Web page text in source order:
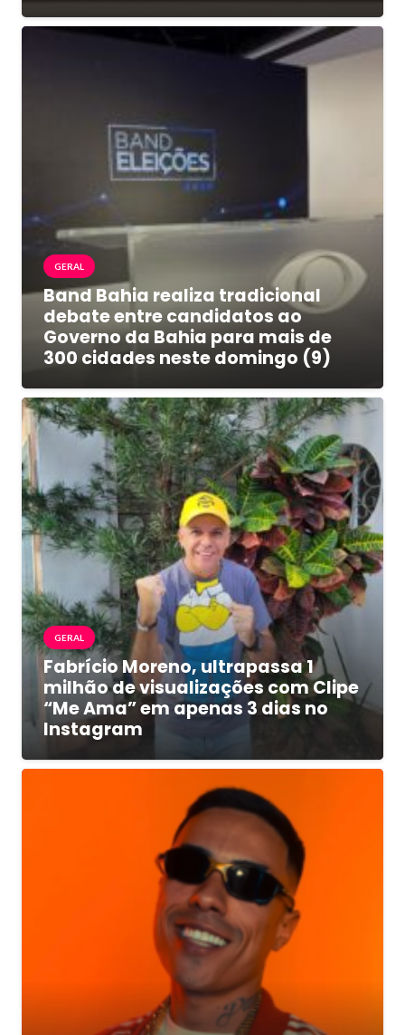
GERAL
Band Bahia realiza tradicional
debate entre candidatos ao
Governo da Bahia para mais de
300 cidades neste domingo (9)
GERAL
Fabrício Moreno, ultrapassa 1
milhão de visualizações com Clipe
“Me Ama” em apenas 3 dias no
Instagram